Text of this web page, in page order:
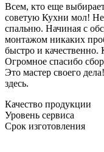
Всем, кто еще
советую Кухни мол!
спальню. Начиная с
монтажом никаких
быстро и
Огромное спасибо
Это мастер своего
здесь.
Качество продукции
Уровень сервиса
Срок изготовления